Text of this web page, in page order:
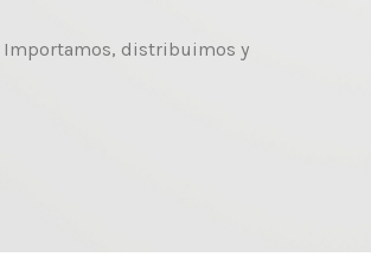
Importamos, distribuimos y